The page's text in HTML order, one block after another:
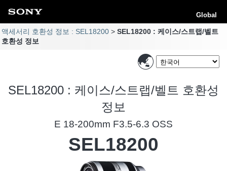
Global
액세서리 호환성 정보 : SEL18200
SEL18200 : 케이스/스트랩/벨트
호환성 정보
SEL18200 : 케이스/스트랩/벨트 호환성
정보
E 18-200mm F3.5-6.3 OSS
SEL18200